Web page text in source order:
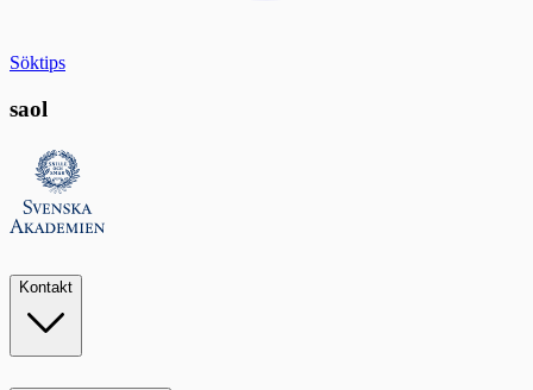
Söktips
saol
Kontakt